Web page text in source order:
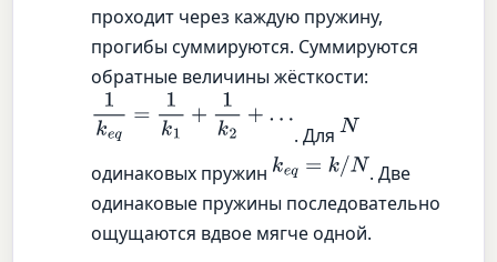
проходит через каждую пружину,
прогибы суммируются. Суммируются
обратные величины жёсткости:
ke =1 1+ k
…
. ДляN
одинаковых пружин keq =k /N
. Две
одинаковые пружины последовательно
ощущаются вдвое мягче одной.